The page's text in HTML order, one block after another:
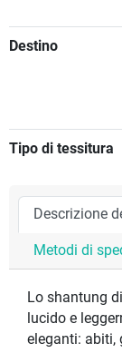
Destino
Tipo di tessitura
Descrizione
Metodi di
Lo shantung
lucido e
eleganti: abiti,